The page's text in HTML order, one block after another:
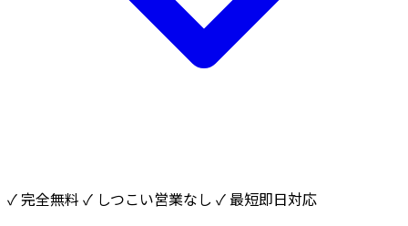
✓ 完全無料 ✓ しつこい営業なし ✓ 最短即日対応